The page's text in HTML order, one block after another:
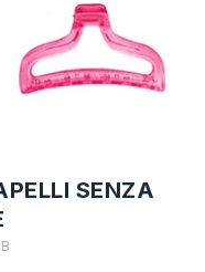
SENZA